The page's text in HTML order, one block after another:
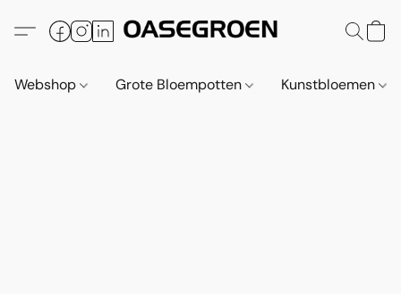
Webshop Grote Bloempotten Kunstbloemen